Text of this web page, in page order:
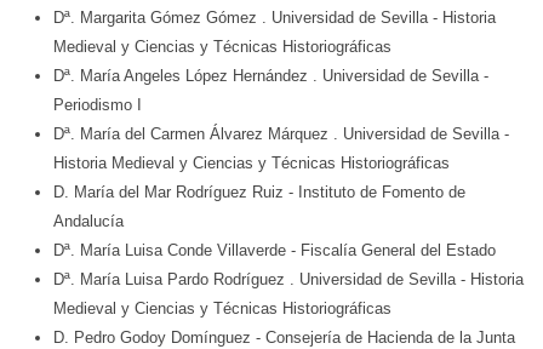
Dª. Margarita Gómez Gómez . Universidad de Sevilla - Historia
Medieval y Ciencias y Técnicas Historiográficas
Dª. María Angeles López Hernández . Universidad de Sevilla -
Periodismo I
Dª. María del Carmen Álvarez Márquez . Universidad de Sevilla -
Historia Medieval y Ciencias y Técnicas Historiográficas
D. María del Mar Rodríguez Ruiz - Instituto de Fomento de
Andalucía
Dª. María Luisa Conde Villaverde - Fiscalía General del Estado
Dª. María Luisa Pardo Rodríguez . Universidad de Sevilla - Historia
Medieval y Ciencias y Técnicas Historiográficas
D. Pedro Godoy Domínguez - Consejería de Hacienda de la Junta